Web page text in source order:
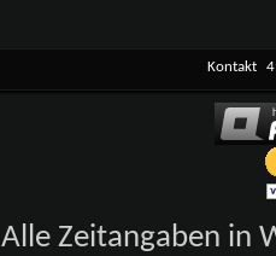
Kontakt
Alle Zeitangaben in